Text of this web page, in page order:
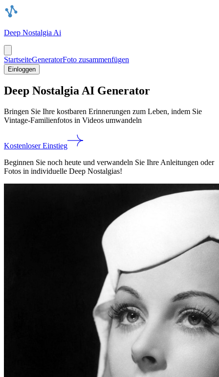
Deep Nostalgia Ai
StartseiteGeneratorFoto zusammenfügen
Einloggen
Deep Nostalgia AI Generator
Bringen Sie Ihre kostbaren Erinnerungen zum Leben, indem Sie
Vintage-Familienfotos in Videos umwandeln
Kostenloser Einstieg
Beginnen Sie noch heute und verwandeln Sie Ihre Anleitungen oder
Fotos in individuelle Deep Nostalgias!